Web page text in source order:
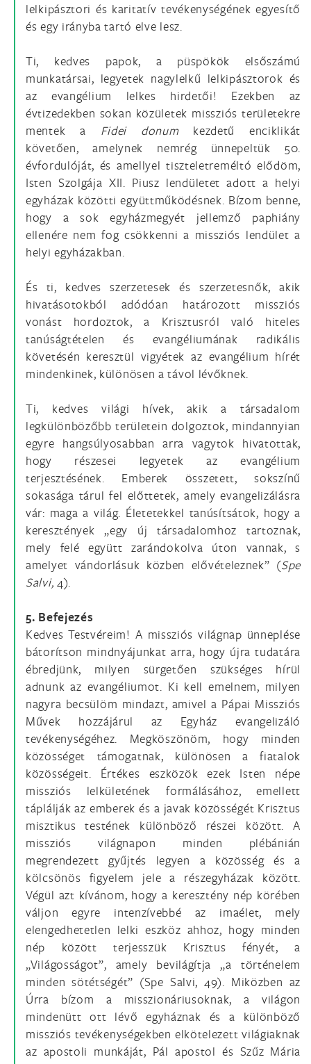
lelkipásztori és karitatív tevékenységének egyesítő
és egy irányba tartó elve lesz.
Ti, kedves papok, a püspökök elsőszámú
munkatársai, legyetek nagylelkű lelkipásztorok és
az evangélium lelkes hirdetői! Ezekben az
évtizedekben sokan közületek missziós területekre
mentek a Fidei donumkezdetű enciklikát
követően, amelynek nemrég ünnepeltük 50.
évfordulóját, és amellyel tiszteletreméltó elődöm,
Isten Szolgája XII. Piusz lendületet adott a helyi
egyházak közötti együttműködésnek. Bízom benne,
hogy a sok egyházmegyét jellemző paphiány
ellenére nem fog csökkenni a missziós lendület a
helyi egyházakban.
És ti, kedves szerzetesek és szerzetesnők, akik
hivatásotokból adódóan határozott missziós
vonást hordoztok, a Krisztusról való hiteles
tanúságtételen és evangéliumának radikális
követésén keresztül vigyétek az evangélium hírét
mindenkinek, különösen a távol lévőknek.
Ti, kedves világi hívek, akik a társadalom
legkülönbözőbb területein dolgoztok, mindannyian
egyre hangsúlyosabban arra vagytok hivatottak,
hogy részesei legyetek az evangélium
terjesztésének. Emberek összetett, sokszínű
sokasága tárul fel előttetek, amely evangelizálásra
vár: maga a világ. Életetekkel tanúsítsátok, hogy a
keresztények „egy új társadalomhoz tartoznak,
mely felé együtt zarándokolva úton vannak, s
amelyet vándorlásuk közben elővételeznek” (Spe
Salvi, 4).
5. Befejezés
Kedves Testvéreim! A missziós világnap ünneplése
bátorítson mindnyájunkat arra, hogy újra tudatára
ébredjünk, milyen sürgetően szükséges hírül
adnunk az evangéliumot. Ki kell emelnem, milyen
nagyra becsülöm mindazt, amivel a Pápai Missziós
Művek hozzájárul az Egyház evangelizáló
tevékenységéhez. Megköszönöm, hogy minden
közösséget támogatnak, különösen a fiatalok
közösségeit. Értékes eszközök ezek Isten népe
missziós lelkületének formálásához, emellett
táplálják az emberek és a javak közösségét Krisztus
misztikus testének különböző részei között. A
missziós világnapon minden plébánián
megrendezett gyűjtés legyen a közösség és a
kölcsönös figyelem jele a részegyházak között.
Végül azt kívánom, hogy a keresztény nép körében
váljon egyre intenzívebbé az imaélet, mely
elengedhetetlen lelki eszköz ahhoz, hogy minden
nép között terjesszük Krisztus fényét, a
„Világosságot”, amely bevilágítja „a történelem
minden sötétségét” (Spe Salvi, 49). Miközben az
Úrra bízom a misszionáriusoknak, a világon
mindenütt ott lévő egyháznak és a különböző
missziós tevékenységekben elkötelezett világiaknak
az apostoli munkáját, Pál apostol és Szűz Mária